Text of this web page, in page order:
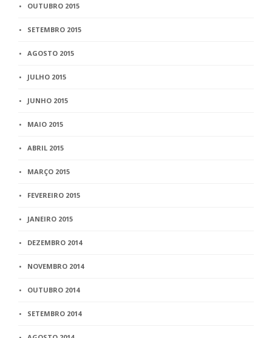
OUTUBRO 2015
SETEMBRO 2015
AGOSTO 2015
JULHO 2015
JUNHO 2015
MAIO 2015
ABRIL 2015
MARÇO 2015
FEVEREIRO 2015
JANEIRO 2015
DEZEMBRO 2014
NOVEMBRO 2014
OUTUBRO 2014
SETEMBRO 2014